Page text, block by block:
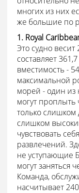
многих из них
же большие по
1. Royal
Это судно
составляет
вместимость -
максимальной
морей - один из
могут
только слишком
слишком
чувствовать
развлечений.
не уступающие
могут заняться
Команда,
насчитывает